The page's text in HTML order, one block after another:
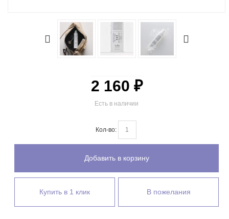
Есть в наличии
2 160 ₽
Кол-во:
Добавить в корзину
Купить в 1 клик В пожелания